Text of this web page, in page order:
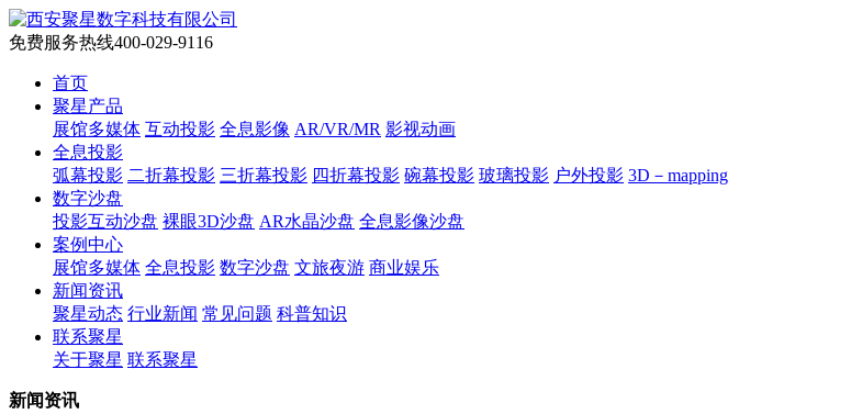
免费服务热线400-029-9116
首页
聚星产品
展馆多媒体 互动投影 全息影像 AR/VR/MR 影视动画
全息投影
弧幕投影 二折幕投影 三折幕投影 四折幕投影 碗幕投影 玻璃投影 户外投影 3D－mapping
数字沙盘
投影互动沙盘 裸眼3D沙盘 AR水晶沙盘 全息影像沙盘
案例中心
展馆多媒体 全息投影 数字沙盘 文旅夜游 商业娱乐
新闻资讯
聚星动态 行业新闻 常见问题 科普知识
联系聚星
关于聚星 联系聚星
新闻资讯